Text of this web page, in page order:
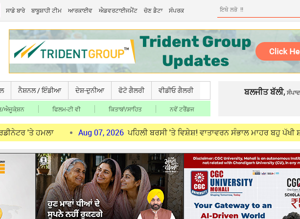
ਸਾਡੇ ਬਾਰੇ ਬਾਬੂਸ਼ਾਹੀ ਟੀਮ ਆਰਕਾਈਵ ਐਡਵਰਟਾਈਜਮੈਂਟ ਚੋਣ ਡੈਟਾ ਸੰਪਰਕ
ਨੈਸ਼ਨਲ / ਇੰਡੀਆ ਦੇਸ਼-ਦੁਨੀਆ ਫੋਟੋ ਗੈਲਰੀ ਵੀਡੀਓ ਗੈਲਰੀ
ਐਜੂਕੇ਼ਸ਼ਨ ਫਿਲਮ-ਟੀ ਵੀ ਕਿਤਾਬਾਂ/ਸਾਹਿਤ ਨਵੇਂ ਟਰੈਂਡਜ
ਬਲਜੀਤ ਬੱਲੀ,
ਹਮਲਾ Aug 07, 2026 ਪਹਿਲੀ ਬਰਸੀ 'ਤੇ ਵਿਸ਼ੇਸ਼! ਵਾਤਾਵਰਨ ਸੰਭਾਲ ਮਾਹਰ ਬਹੁ ਪੱਖੀ ਸ਼ਖਸੀਅਤ